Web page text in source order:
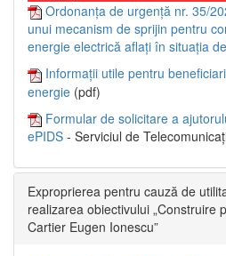
Ordonanța de urgență nr. 35/
unui mecanism de sprijin pentru
energie electrică aflați în situația
Informații utile pentru
energie (pdf)
Formular de solicitare a
ePIDS - Serviciul de
Exproprierea pentru cauză de
realizarea obiectivului „Construire
Cartier Eugen Ionescu”